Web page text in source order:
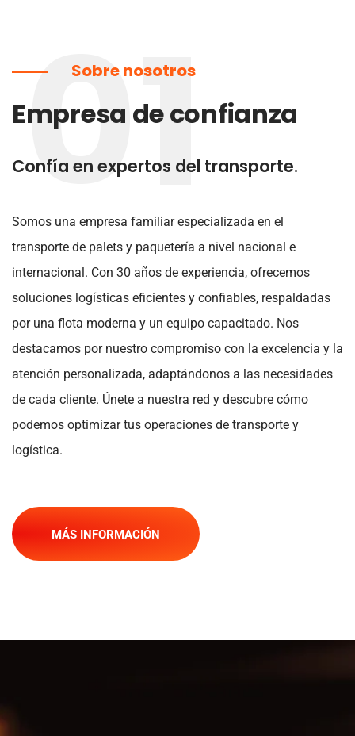
01
Sobre nosotros
Empresa de confianza
Confía en expertos del transporte.
Somos una empresa familiar especializada en el
transporte de palets y paquetería a nivel nacional e
internacional. Con 30 años de experiencia, ofrecemos
soluciones logísticas eficientes y confiables, respaldadas
por una flota moderna y un equipo capacitado. Nos
destacamos por nuestro compromiso con la excelencia y la
atención personalizada, adaptándonos a las necesidades
de cada cliente. Únete a nuestra red y descubre cómo
podemos optimizar tus operaciones de transporte y
logística.
MÁS INFORMACIÓN